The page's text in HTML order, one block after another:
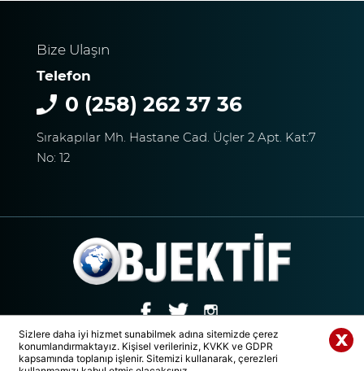
Sizlere daha iyi hizmet sunabilmek adına sitemizde çerez
konumlandırmaktayız. Kişisel verileriniz, KVKK ve GDPR
kapsamında toplanıp işlenir. Sitemizi kullanarak, çerezleri
Whatsapp Paylaş
Bize Ulaşın
Telefon
0 (258) 262 37 36
Sırakapılar Mh. Hastane Cad. Üçler 2 Apt. Kat:7
No: 12
© 2020 Tüm Hakları Saklıdır. | DENİZLİ OBJEKTİF MEDYA GRUBU